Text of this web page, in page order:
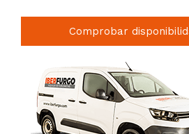
Comprobar